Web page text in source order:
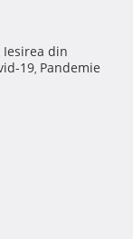
Iesirea din
19, Pandemie